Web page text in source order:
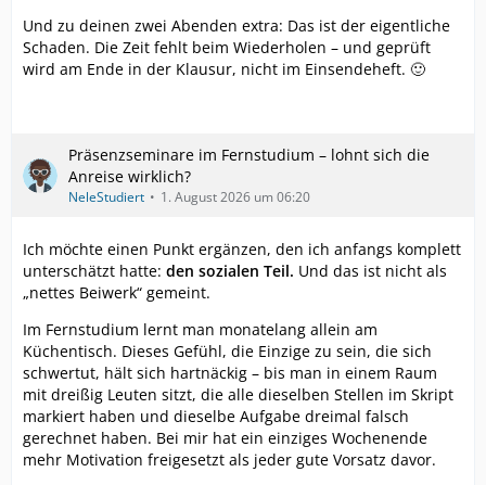
Und zu deinen zwei Abenden extra: Das ist der eigentliche
Schaden. Die Zeit fehlt beim Wiederholen – und geprüft
wird am Ende in der Klausur, nicht im Einsendeheft. 🙂
Präsenzseminare im Fernstudium – lohnt sich die
Anreise wirklich?
NeleStudiert 1. August 2026 um 06:20
Ich möchte einen Punkt ergänzen, den ich anfangs komplett
unterschätzt hatte: den sozialen Teil. Und das ist nicht als
„nettes Beiwerk“ gemeint.
Im Fernstudium lernt man monatelang allein am
Küchentisch. Dieses Gefühl, die Einzige zu sein, die sich
schwertut, hält sich hartnäckig – bis man in einem Raum
mit dreißig Leuten sitzt, die alle dieselben Stellen im Skript
markiert haben und dieselbe Aufgabe dreimal falsch
gerechnet haben. Bei mir hat ein einziges Wochenende
mehr Motivation freigesetzt als jeder gute Vorsatz davor.